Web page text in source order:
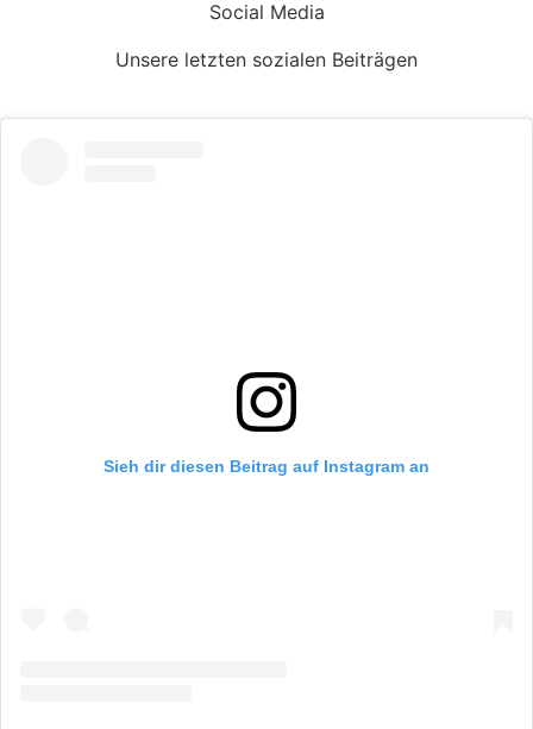
der
Social Media
Unsere letzten sozialen Beiträgen
Sieh dir diesen Beitrag auf Instagram an